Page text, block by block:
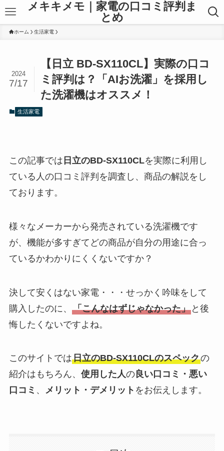
メキキメモ｜家電の口コミ評判ま
とめ
ホーム 生活家電
【日立 BD-SX110CL】実際の口コ
ミ評判は？「AIお洗濯」を採用し
た洗濯機はオススメ！
2024
7/17
生活家電
この記事では 日立のBD-SX110CLを実際に利用し
ている人の口コミ評判を調査し、商品の解説をし
ております。
様々なメーカーから発売されている洗濯機です
が、機能が多すぎてどの商品が自分の用途に合っ
ているかわかりにくくないですか？
決して安くはない家電・・・せっかく吟味をして
購入したのに、 「こんなはずじゃなかった」と後
悔したくないですよね。
このサイトでは日立のBD-SX110CLのスペックの
紹介はもちろん、 使用した人の良い口コミ・悪い
口コミ 、 メリット・デメリット をお伝えします。